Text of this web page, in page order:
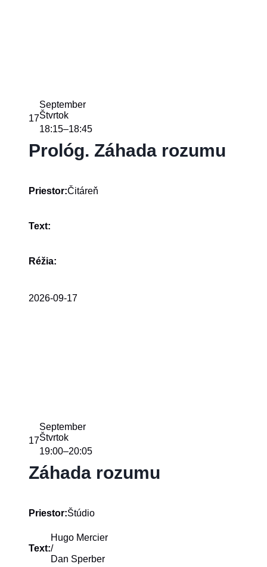
17
September
Štvrtok
18:15–18:45
Prológ. Záhada rozumu
Priestor:Čitáreň
Text:
Réžia:
2026-09-17
17
September
Štvrtok
19:00–20:05
Záhada rozumu
Priestor:Štúdio
Text:
Hugo Mercier
/
Dan Sperber